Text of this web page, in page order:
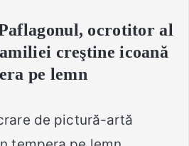
ocrotitor al
creştineicoană
pe lemn
de pictură-artă